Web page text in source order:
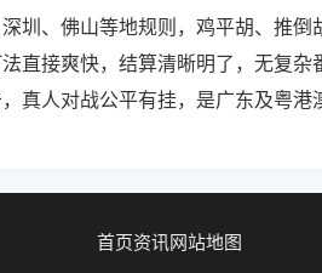
圳、佛山等地规则，鸡平胡、推倒
直接爽快，结算清晰明了，无复
真人对战公平有挂，是广东及粤港
首页资讯网站地图